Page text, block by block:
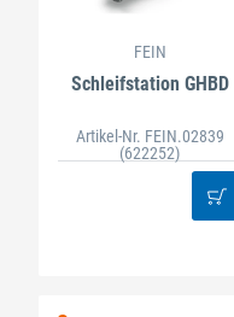
FEIN
Schleifstation GHBD
Artikel-Nr. FEIN.02839
(622252)